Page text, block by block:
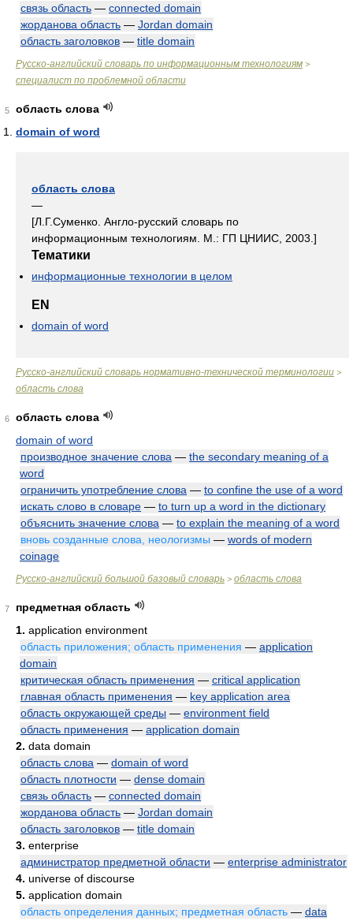
связь область — connected domain
жорданова область — Jordan domain
область заголовков — title domain
Русско-английский словарь по информационным технологиям >
специалист по проблемной области
5
область слова
domain of word
область слова
—
[Л.Г.Суменко. Англо-русский словарь по
информационным технологиям. М.: ГП ЦНИИС, 2003.]
Тематики
информационные технологии в целом
EN
domain of word
Русско-английский словарь нормативно-технической терминологии >
область слова
6
область слова
domain of word
производное значение слова — the secondary meaning of a
word
ограничить употребление слова — to confine the use of a word
искать слово в словаре — to turn up a word in the dictionary
объяснить значение слова — to explain the meaning of a word
вновь созданные слова, неологизмы — words of modern
coinage
Русско-английский большой базовый словарь > область слова
7
предметная область
1. application environment
область приложения; область применения — application
domain
критическая область применения — critical application
главная область применения — key application area
область окружающей среды — environment field
область применения — application domain
2. data domain
область слова — domain of word
область плотности — dense domain
связь область — connected domain
жорданова область — Jordan domain
область заголовков — title domain
3. enterprise
администратор предметной области — enterprise administrator
4. universe of discourse
5. application domain
область определения данных; предметная область — data